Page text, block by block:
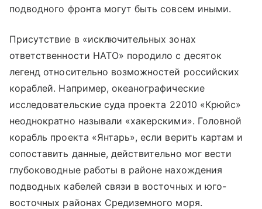
подводного фронта могут быть совсем иными.
Присутствие в «исключительных зонах
ответственности НАТО» породило с десяток
легенд относительно возможностей российских
кораблей. Например, океанографические
исследовательские суда проекта 22010 «Крюйс»
неоднократно называли «хакерскими». Головной
корабль проекта «Янтарь», если верить картам и
сопоставить данные, действительно мог вести
глубоководные работы в районе нахождения
подводных кабелей связи в восточных и юго-
восточных районах Средиземного моря.